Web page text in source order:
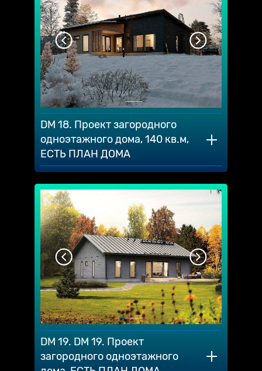
DM 18. Проект загородного
одноэтажного дома, 140 кв.м,
ЕСТЬ ПЛАН ДОМА
DM 19. DM 19. Проект
загородного одноэтажного